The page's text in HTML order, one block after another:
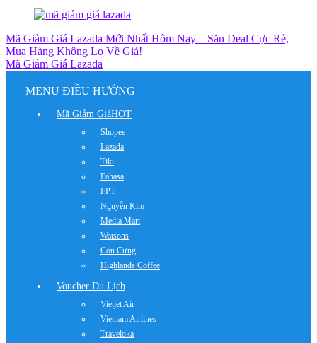
Mã Giảm Giá Lazada Mới Nhất Hôm Nay – Săn Deal Cực Rẻ,
Mua Hàng Không Lo Về Giá!
Mã Giảm Giá Lazada
MENU ĐIỀU HƯỚNG
Mã Giảm GiáHOT
Shopee
Lazada
Tiki
Fahasa
FPT
Nguyễn Kim
Media Mart
Watsons
Con Cưng
Highlands Coffee
Voucher Du Lịch
Vietjet Air
Vietnam Airlines
Traveloka